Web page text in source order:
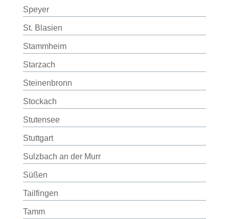
Speyer
St. Blasien
Stammheim
Starzach
Steinenbronn
Stockach
Stutensee
Stuttgart
Sulzbach an der Murr
Süßen
Tailfingen
Tamm